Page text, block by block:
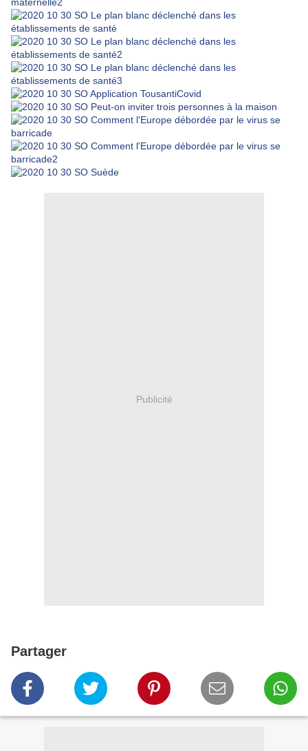
Publicité
Partager